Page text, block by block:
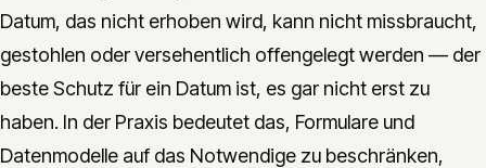
Datum, das nicht erhoben wird, kann nicht missbraucht,
gestohlen oder versehentlich offengelegt werden — der
beste Schutz für ein Datum ist, es gar nicht erst zu
haben. In der Praxis bedeutet das, Formulare und
Datenmodelle auf das Notwendige zu beschränken,